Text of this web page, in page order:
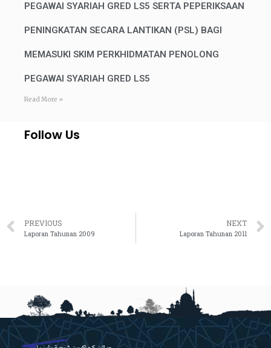
PEGAWAI SYARIAH GRED LS5 SERTA PEPERIKSAAN
PENINGKATAN SECARA LANTIKAN (PSL) BAGI
MEMASUKI SKIM PERKHIDMATAN PENOLONG
PEGAWAI SYARIAH GRED LS5
Read More »
Follow Us
PREVIOUS
Laporan Tahunan 2009
NEXT
Laporan Tahunan 2011